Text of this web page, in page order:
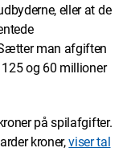
eller at de
man afgiften
og 60 millioner
på spilafgifter.
kroner,viser tal